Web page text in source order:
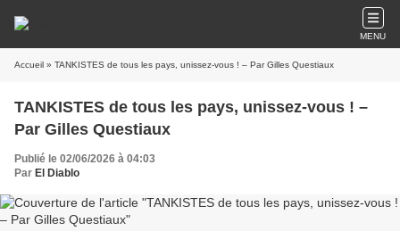
MENU
Accueil » TANKISTES de tous les pays, unissez-vous ! – Par Gilles Questiaux
TANKISTES de tous les pays, unissez-vous ! –
Par Gilles Questiaux
Publié le 02/06/2026 à 04:03
Par El Diablo